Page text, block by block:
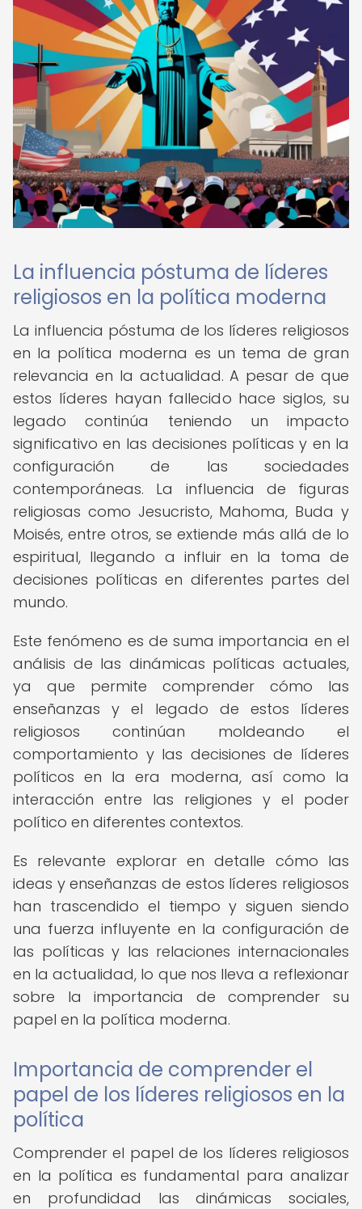
La influencia póstuma de líderes
religiosos en la política moderna
La influencia póstuma de los líderes religiosos
en la política moderna es un tema de gran
relevancia en la actualidad. A pesar de que
estos líderes hayan fallecido hace siglos, su
legado continúa teniendo un impacto
significativo en las decisiones políticas y en la
configuración de las sociedades
contemporáneas. La influencia de figuras
religiosas como Jesucristo, Mahoma, Buda y
Moisés, entre otros, se extiende más allá de lo
espiritual, llegando a influir en la toma de
decisiones políticas en diferentes partes del
mundo.
Este fenómeno es de suma importancia en el
análisis de las dinámicas políticas actuales,
ya que permite comprender cómo las
enseñanzas y el legado de estos líderes
religiosos continúan moldeando el
comportamiento y las decisiones de líderes
políticos en la era moderna, así como la
interacción entre las religiones y el poder
político en diferentes contextos.
Es relevante explorar en detalle cómo las
ideas y enseñanzas de estos líderes religiosos
han trascendido el tiempo y siguen siendo
una fuerza influyente en la configuración de
las políticas y las relaciones internacionales
en la actualidad, lo que nos lleva a reflexionar
sobre la importancia de comprender su
papel en la política moderna.
Importancia de comprender el
papel de los líderes religiosos en la
política
Comprender el papel de los líderes religiosos
en la política es fundamental para analizar
en profundidad las dinámicas sociales,